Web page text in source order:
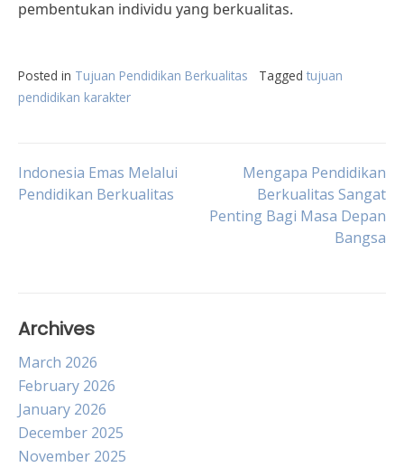
pembentukan individu yang berkualitas.
Posted in Tujuan Pendidikan Berkualitas Tagged tujuan
pendidikan karakter
Post
Indonesia Emas Melalui
Pendidikan Berkualitas
Mengapa Pendidikan
Berkualitas Sangat
Penting Bagi Masa Depan
Bangsa
Archives
March 2026
February 2026
January 2026
December 2025
November 2025